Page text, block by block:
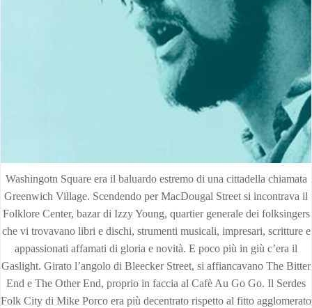
Washingotn Square era il baluardo estremo di una cittadella chiamata
Greenwich Village. Scendendo per MacDougal Street si incontrava il
Folklore Center, bazar di Izzy Young, quartier generale dei folksingers
che vi trovavano libri e dischi, strumenti musicali, impresari, scritture e
appassionati affamati di gloria e novità. E poco più in giù c’era il
Gaslight. Girato l’angolo di Bleecker Street, si affiancavano The Bitter
End e The Other End, proprio in faccia al Cafè Au Go Go. Il Serdes
Folk City di Mike Porco era più decentrato rispetto al fitto agglomerato